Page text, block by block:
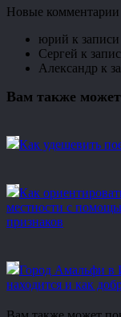
Новые комментарии
юрий к записи
Сергей к
Александр к
Вам также
Как удешевить
Как
местности с
признаков
Город Амальфи в
находится и как